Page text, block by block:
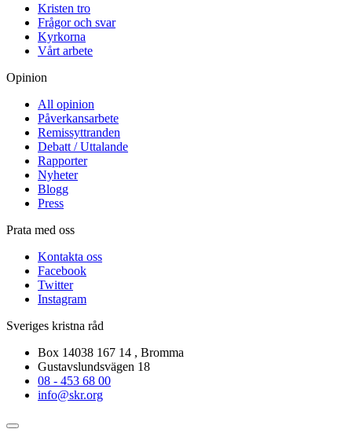
Kristen tro
Frågor och svar
Kyrkorna
Vårt arbete
Opinion
All opinion
Påverkansarbete
Remissyttranden
Debatt / Uttalande
Rapporter
Nyheter
Blogg
Press
Prata med oss
Kontakta oss
Facebook
Twitter
Instagram
Sveriges kristna råd
Box 14038 167 14 , Bromma
Gustavslundsvägen 18
08 - 453 68 00
info@skr.org